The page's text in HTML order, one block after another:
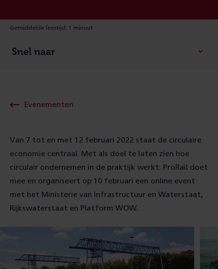
Gemiddelde leestijd: 1 minuut
Snel naar
Evenementen
Van 7 tot en met 12 februari 2022 staat de circulaire
economie centraal. Met als doel te laten zien hoe
circulair ondernemen in de praktijk werkt. ProRail doet
mee en organiseert op 10 februari een online event
met het Ministerie van Infrastructuur en Waterstaat,
Rijkswaterstaat en Platform WOW.